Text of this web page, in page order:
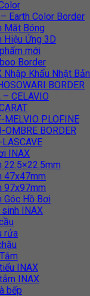
– Earth Color Border
Mặt Bóng
Hiệu Ứng 3D
mới
Border
Nhập Khẩu Nhật Bản
BORDER
– CELAVIO
MELVIO PLOFINE
OMBRE BORDER
LASCAVE
INAX
22.5×22.5mm
47x47mm
97x97mm
Góc Hồ Bơi
INAX
rửa
INAX
INAX
bếp